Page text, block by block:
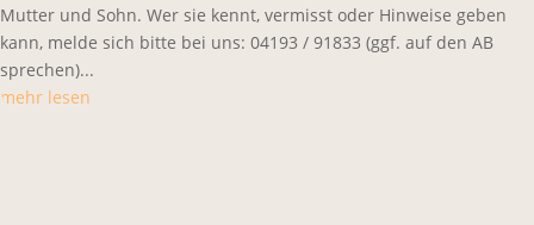
Mutter und Sohn. Wer sie kennt, vermisst oder Hinweise geben
kann, melde sich bitte bei uns: 04193 / 91833 (ggf. auf den AB
sprechen)...
mehr lesen